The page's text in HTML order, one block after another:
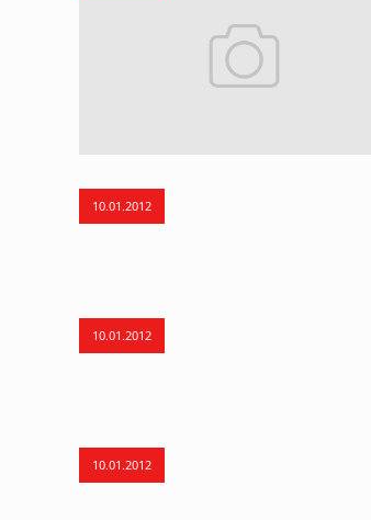
10.01.2012
10.01.2012
10.01.2012